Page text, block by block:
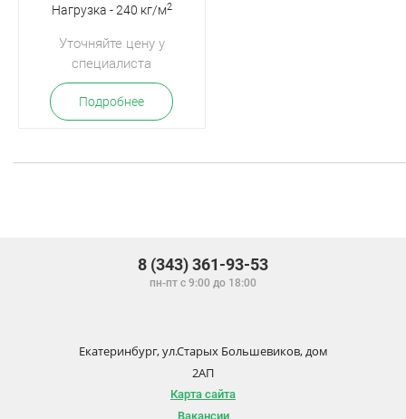
Нагрузка - 240 кг/м2
Уточняйте цену у
специалиста
Подробнее
8 (343) 361-93-53
пн-пт с 9:00 до 18:00
Екатеринбург, ул.Старых Большевиков, дом
2АП
Карта сайта
Вакансии